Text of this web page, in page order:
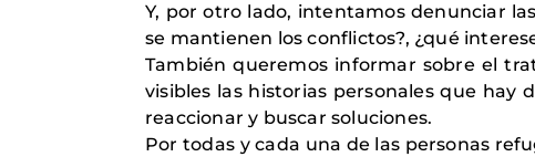
Y, por otro lado, intentamos denunciar
se mantienen los conflictos?, ¿qué
También queremos informar sobre el
visibles las historias personales que hay
reaccionar y buscar soluciones.
Por todas y cada una de las personas